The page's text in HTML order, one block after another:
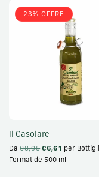
23% OFFRE
Il Casolare
Da €8,95 €6,61 per
Format de 500 ml